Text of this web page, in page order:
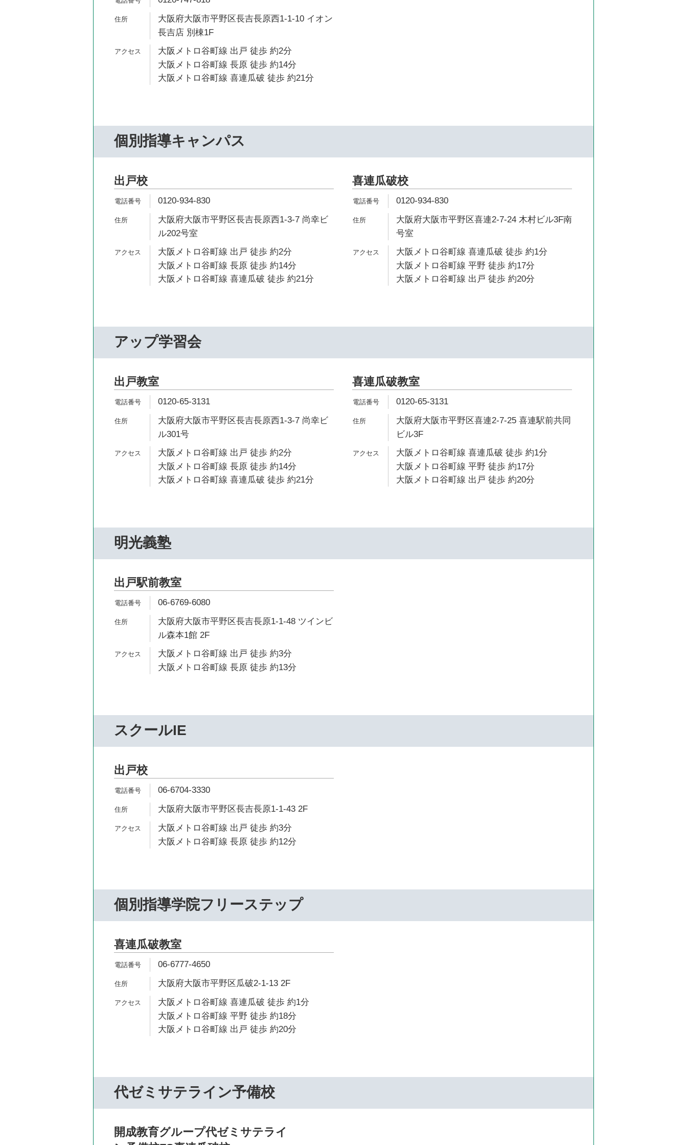
大阪府大阪市平野区長吉長原西1-1-10 イオン
長吉店 別棟1F
大阪メトロ谷町線 出戸 徒歩 約2分
大阪メトロ谷町線 長原 徒歩 約14分
大阪メトロ谷町線 喜連瓜破 徒歩 約21分
個別指導キャンパス
出戸校
0120-934-830
大阪府大阪市平野区長吉長原西1-3-7 尚幸ビ
ル202号室
大阪メトロ谷町線 出戸 徒歩 約2分
大阪メトロ谷町線 長原 徒歩 約14分
大阪メトロ谷町線 喜連瓜破 徒歩 約21分
喜連瓜破校
0120-934-830
大阪府大阪市平野区喜連2-7-24 木村ビル3F南
号室
大阪メトロ谷町線 喜連瓜破 徒歩 約1分
大阪メトロ谷町線 平野 徒歩 約17分
大阪メトロ谷町線 出戸 徒歩 約20分
アップ学習会
出戸教室
0120-65-3131
大阪府大阪市平野区長吉長原西1-3-7 尚幸ビ
ル301号
大阪メトロ谷町線 出戸 徒歩 約2分
大阪メトロ谷町線 長原 徒歩 約14分
大阪メトロ谷町線 喜連瓜破 徒歩 約21分
喜連瓜破教室
0120-65-3131
大阪府大阪市平野区喜連2-7-25 喜連駅前共同
ビル3F
大阪メトロ谷町線 喜連瓜破 徒歩 約1分
大阪メトロ谷町線 平野 徒歩 約17分
大阪メトロ谷町線 出戸 徒歩 約20分
明光義塾
出戸駅前教室
06-6769-6080
大阪府大阪市平野区長吉長原1-1-48 ツインビ
ル森本1館 2F
大阪メトロ谷町線 出戸 徒歩 約3分
大阪メトロ谷町線 長原 徒歩 約13分
スクールIE
出戸校
06-6704-3330
大阪府大阪市平野区長吉長原1-1-43 2F
大阪メトロ谷町線 出戸 徒歩 約3分
大阪メトロ谷町線 長原 徒歩 約12分
個別指導学院フリーステップ
喜連瓜破教室
06-6777-4650
大阪府大阪市平野区瓜破2-1-13 2F
大阪メトロ谷町線 喜連瓜破 徒歩 約1分
大阪メトロ谷町線 平野 徒歩 約18分
大阪メトロ谷町線 出戸 徒歩 約20分
代ゼミサテライン予備校
開成教育グループ代ゼミサテライ